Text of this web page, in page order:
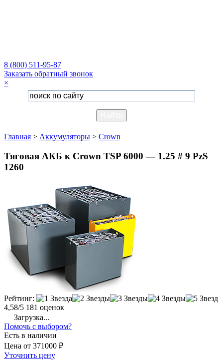
8 (800) 511-95-87
Заказать обратный звонок
×
Главная > Аккумуляторы > Crown
Тяговая АКБ к Crown TSP 6000 — 1.25 # 9 PzS
1260
Рейтинг:
4,58/5 181 оценок
Загрузка...
Помочь с выбором?
Есть в наличии
Цена от 371000 ₽
Уточнить цену